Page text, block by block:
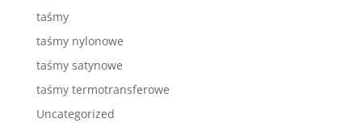
taśmy
taśmy nylonowe
taśmy satynowe
taśmy termotransferowe
Uncategorized